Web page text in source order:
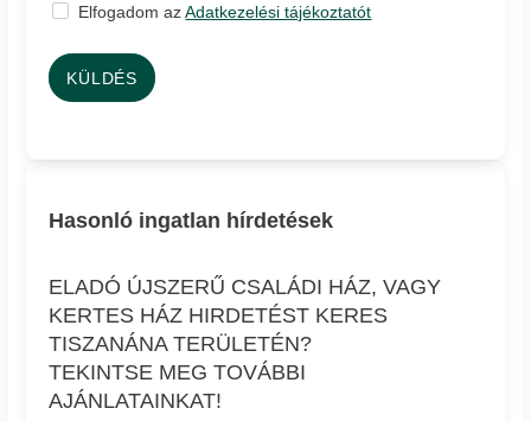
Elfogadom azAdatkezelési tájékoztatót
KÜLDÉS
Hasonló ingatlan hírdetések
ELADÓ ÚJSZERŰ CSALÁDI HÁZ, VAGY
KERTES HÁZ HIRDETÉST KERES
TISZANÁNA TERÜLETÉN?
TEKINTSE MEG TOVÁBBI
AJÁNLATAINKAT!